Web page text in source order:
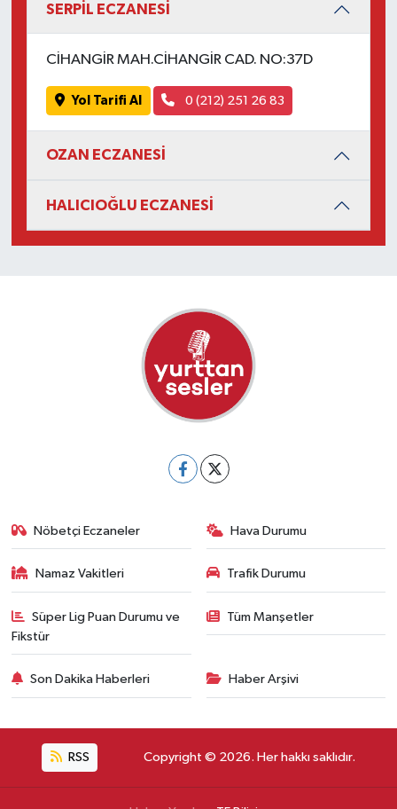
SERPİL ECZANESİ
CİHANGİR MAH.CİHANGİR CAD. NO:37D
Yol Tarifi Al 0 (212) 251 26 83
OZAN ECZANESİ
HALICIOĞLU ECZANESİ
Nöbetçi Eczaneler Hava Durumu
Namaz Vakitleri Trafik Durumu
Süper Lig Puan Durumu ve
Fikstür
Tüm Manşetler
Son Dakika Haberleri Haber Arşivi
RSS Copyright © 2026. Her hakkı saklıdır.